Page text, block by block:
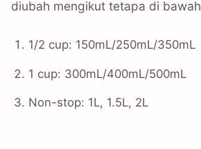
diubah mengikut tetapa di bawah
1/2 cup: 150mL/250mL/350mL
1 cup: 300mL/400mL/500mL
Non-stop: 1L, 1.5L, 2L